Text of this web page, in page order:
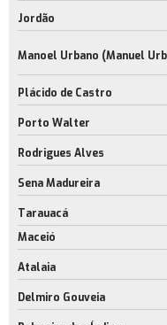
Jordão
Manoel Urbano (Manuel
Plácido de Castro
Porto Walter
Rodrigues Alves
Sena Madureira
Tarauacá
Maceió
Atalaia
Delmiro Gouveia